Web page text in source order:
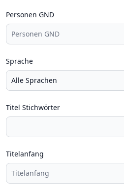
Personen GND
Sprache
Titel Stichwörter
Titelanfang